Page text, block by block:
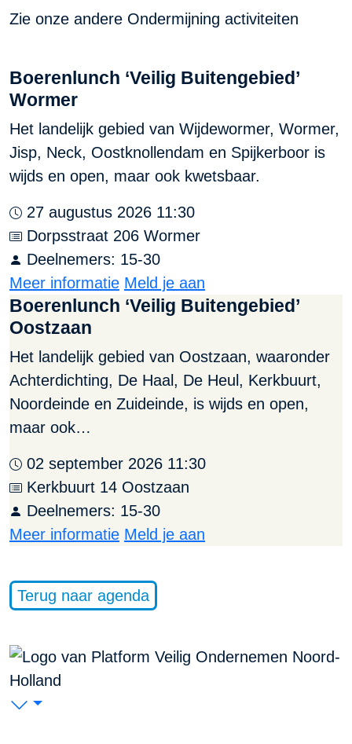
Zie onze andere Ondermijning activiteiten
Boerenlunch ‘Veilig Buitengebied’
Wormer
Het landelijk gebied van Wijdewormer, Wormer,
Jisp, Neck, Oostknollendam en Spijkerboor is
wijds en open, maar ook kwetsbaar.
27 augustus 2026 11:30
Dorpsstraat 206 Wormer
Deelnemers: 15-30
Meer informatie Meld je aan
Boerenlunch ‘Veilig Buitengebied’
Oostzaan
Het landelijk gebied van Oostzaan, waaronder
Achterdichting, De Haal, De Heul, Kerkbuurt,
Noordeinde en Zuideinde, is wijds en open,
maar ook…
02 september 2026 11:30
Kerkbuurt 14 Oostzaan
Deelnemers: 15-30
Meer informatie Meld je aan
Terug naar agenda